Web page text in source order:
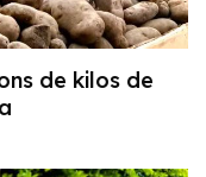
de kilos de